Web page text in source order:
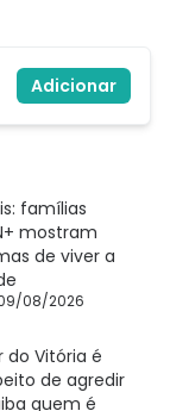
Adicionar
famílias
mostram
de viver a
08/2026
do Vitória é
de agredir
quem é